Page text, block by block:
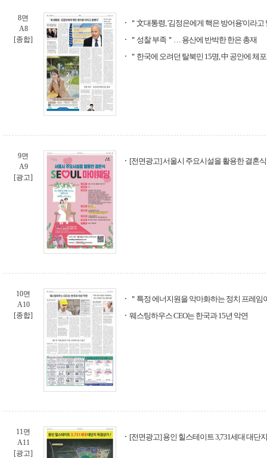
8면
A8
[종합]
＂文대통령, '김정은에게 핵은 방어용'이라고
＂성찰 부족＂… 용산에 반박한 한은 총재
＂한국에 오려던 탈북민 15명, 中 공안에 체
9면
A9
[광고]
[전면광고] 서울시 주요시설을 활용한 결혼
10면
A10
[종합]
＂특정 에너지원을 악마화하는 정치 프레임
웨스팅하우스 CEO는 한국과 15년 악연
11면
A11
[광고]
[전면광고] 용인 힐스테이트 3,731세대 대단